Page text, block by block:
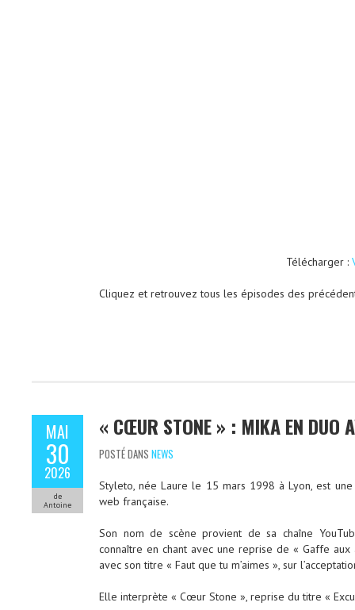
Télécharger :
Cliquez et retrouvez tous les épisodes des
MAI
30
2026
de
Antoine
« CŒUR STONE » : MIKA EN DUO
POSTÉ DANS NEWS
Styleto, née Laure le 15 mars 1998 à Lyon, est
web française.
Son nom de scène provient de sa chaîne
connaître en chant avec une reprise de « Gaffe
avec son titre « Faut que tu m’aimes », sur
Elle interprète « Cœur Stone », reprise du titre «